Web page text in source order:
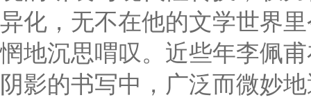
异化，无不在他的文学世界
惘地沉思喟叹。近些年李佩
阴影的书写中，广泛而微妙